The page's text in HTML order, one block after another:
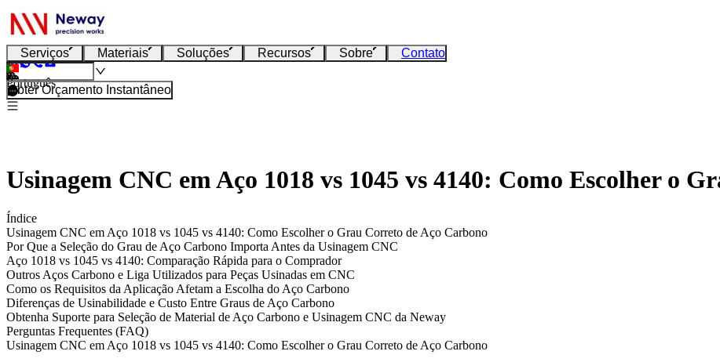
Serviços Materiais Soluções Recursos Sobre Contato
Português
Obter Orçamento Instantâneo
Usinagem CNC em Aço 1018 vs 1045 vs 4140: Como Escolher o
Índice
Usinagem CNC em Aço 1018 vs 1045 vs 4140: Como Escolher o Grau Correto de Aço Carbono
Por Que a Seleção do Grau de Aço Carbono Importa Antes da Usinagem CNC
Aço 1018 vs 1045 vs 4140: Comparação Rápida para o Comprador
Outros Aços Carbono e Liga Utilizados para Peças Usinadas em CNC
Como os Requisitos da Aplicação Afetam a Escolha do Aço Carbono
Diferenças de Usinabilidade e Custo Entre Graus de Aço Carbono
Obtenha Suporte para Seleção de Material de Aço Carbono e Usinagem CNC da Neway
Perguntas Frequentes (FAQ)
Usinagem CNC em Aço 1018 vs 1045 vs 4140: Como Escolher o Grau Correto de Aço Carbono